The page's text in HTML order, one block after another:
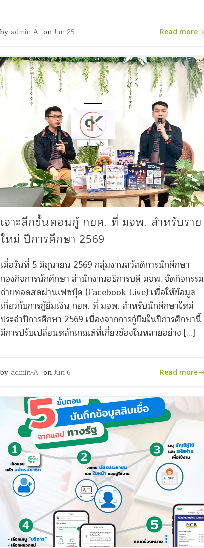
by admin-A on Jun 25 Read more
เจาะลึกขั้นตอนกู้ กยศ. ที่ มจพ. สำหรับราย
ใหม่ ปีการศึกษา 2569
เมื่อวันที่ 5 มิถุนายน 2569 กลุ่มงานสวัสดิการนักศึกษา
กองกิจการนักศึกษา สำนักงานอธิการบดี มจพ. จัดกิจกรรม
ถ่ายทอดสดผ่านเฟซบุ๊ค (Facebook Live) เพื่อให้ข้อมูล
เกี่ยวกับการกู้ยืมเงิน กยศ. ที่ มจพ. สำหรับนักศึกษาใหม่
ประจำปีการศึกษา 2569 เนื่องจากการกู้ยืมในปีการศึกษานี้
มีการปรับเปลี่ยนหลักเกณฑ์ที่เกี่ยวข้องในหลายอย่าง […]
by admin-A on Jun 6 Read more